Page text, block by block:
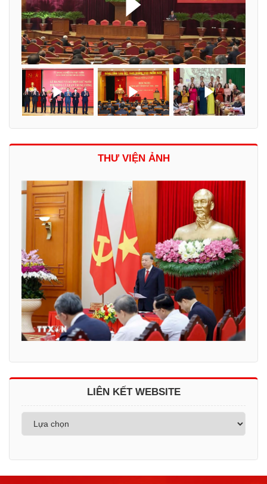
THƯ VIỆN ẢNH
LIÊN KẾT WEBSITE